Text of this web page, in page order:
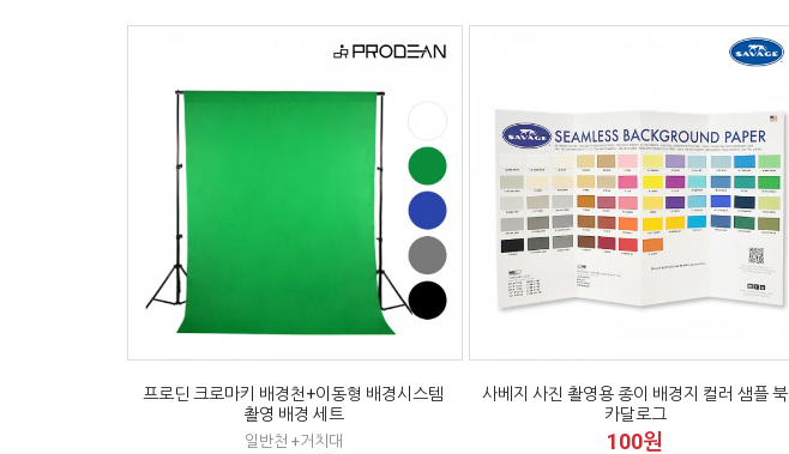
프로딘 크로마키 배경천+이동형 배경시스템
촬영 배경 세트
일반천 +거치대
사베지 사진 촬영용 종이 배경지 컬러 샘플 북
카달로그
100원